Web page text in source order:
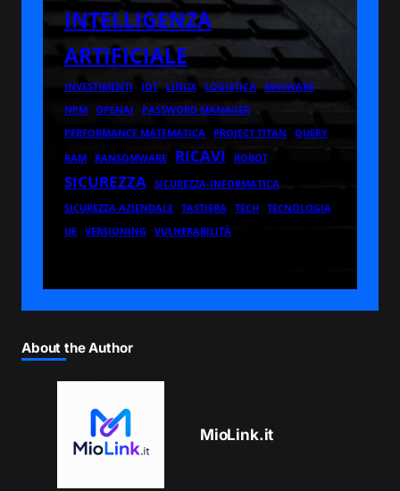
INTELLIGENZA
ARTIFICIALE
INVESTIMENTI IOT LINUX LOGISTICA
MALWARE
NPM
OPENAI
PASSWORD MANAGER
PERFORMANCE MATEMATICA
PROJECT TITAN
QUERY
RAM
RANSOMWARE RICAVI ROBOT
SICUREZZA
SICUREZZA-INFORMATICA
SICUREZZA AZIENDALE
TASTIERA TECH
TECNOLOGIA
UE
VERSIONING VULNERABILITÀ
About the Author
MioLink.it